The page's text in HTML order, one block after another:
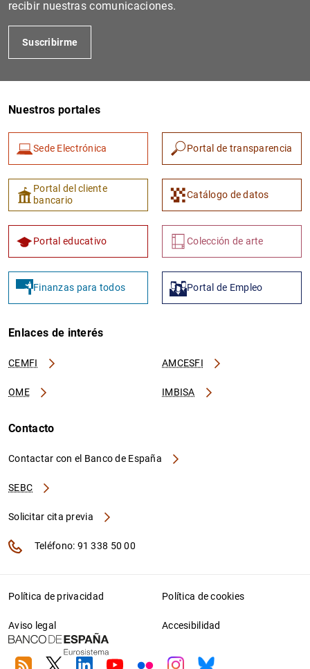
recibir nuestras comunicaciones.
Suscribirme
Nuestros portales
Sede Electrónica Portal de transparencia
Portal del cliente
bancario
Catálogo de datos
Portal educativo Colección de arte
Finanzas para todos Portal de Empleo
Enlaces de interés
CEMFI AMCESFI
OME IMBISA
Contacto
Contactar con el Banco de España
SEBC
Solicitar cita previa
Teléfono: 91 338 50 00
Política de privacidad Política de cookies
Aviso legal Accesibilidad
RSS TwitterLinkedin
YoutubeFlickrInstagram
Bluesky